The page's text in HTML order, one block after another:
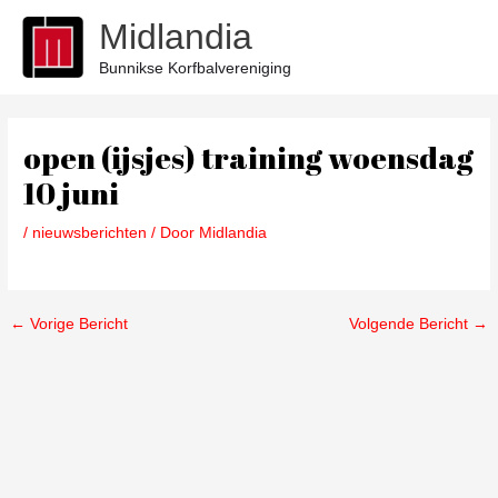
inhoud
Midlandia
Bunnikse Korfbalvereniging
open (ijsjes) training woensdag
10 juni
/ nieuwsberichten / Door Midlandia
← Vorige Bericht Volgende Bericht →